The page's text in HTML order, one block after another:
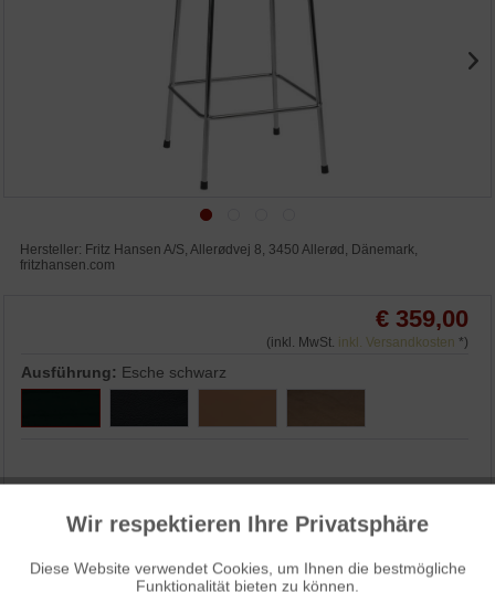
Hersteller: Fritz Hansen A/S, Allerødvej 8, 3450 Allerød, Dänemark,
fritzhansen.com
€ 359,00
(inkl. MwSt. inkl. Versandkosten *)
Ausführung: Esche schwarz
3% Skonto bei Vorkasse: € 348,23
Funktionale Aktiv
Aktiv
Wir respektieren Ihre Privatsphäre
Diese Website verwendet Cookies, um Ihnen die bestmögliche
Funktionalität bieten zu können.